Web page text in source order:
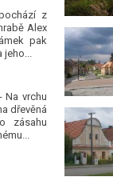
z
Alex
pak
jeho...
- Na vrchu
dřevěná
zásahu